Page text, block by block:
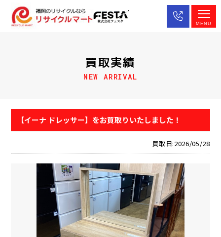
買取実績
NEW ARRIVAL
【イーナ ドレッサー】をお買取りいたしました！
買取日:2026/05/28
MENU